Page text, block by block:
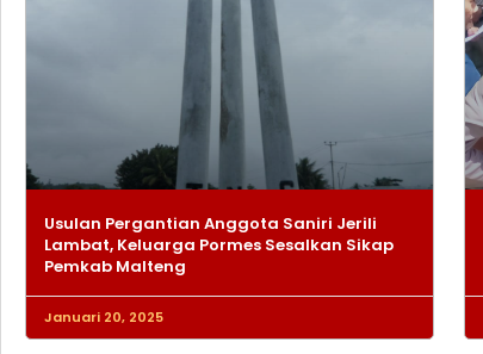
Usulan Pergantian Anggota Saniri Jerili
Lambat, Keluarga Pormes Sesalkan Sikap
Pemkab Malteng
Januari 20, 2025